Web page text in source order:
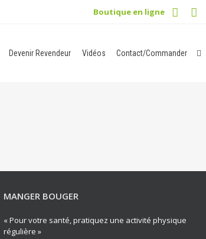
Boutique en ligne
Devenir Revendeur Vidéos Contact/Commander
MANGER BOUGER
« Pour votre santé, pratiquez une activité physique
régulière »